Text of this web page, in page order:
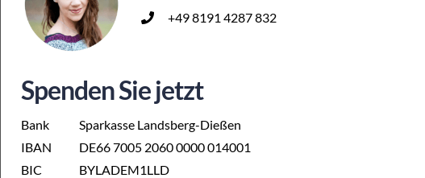
+49 8191 4287 832
Spenden Sie jetzt
Bank
IBAN
BIC
Sparkasse Landsberg-Dießen
DE66 7005 2060 0000 014001
BYLADEM1LLD